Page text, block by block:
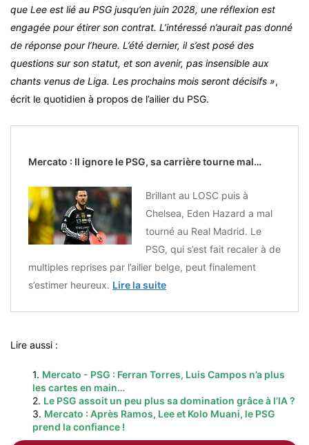
que Lee est lié au PSG jusqu’en juin 2028, une réflexion est
engagée pour étirer son contrat. L’intéressé n’aurait pas donné
de réponse pour l’heure. L’été dernier, il s’est posé des
questions sur son statut, et son avenir, pas insensible aux
chants venus de Liga. Les prochains mois seront décisifs »,
écrit le quotidien à propos de l’ailier du PSG.
Mercato : Il ignore le PSG, sa carrière tourne mal…
Brillant au LOSC puis à
Chelsea, Eden Hazard a mal
tourné au Real Madrid. Le
PSG, qui s’est fait recaler à de
multiples reprises par l’ailier belge, peut finalement
s’estimer heureux. Lire la suite
Lire aussi :
1. Mercato - PSG : Ferran Torres, Luis Campos n’a plus
les cartes en main…
2. Le PSG assoit un peu plus sa domination grâce à l’IA ?
3. Mercato : Après Ramos, Lee et Kolo Muani, le PSG
prend la confiance !